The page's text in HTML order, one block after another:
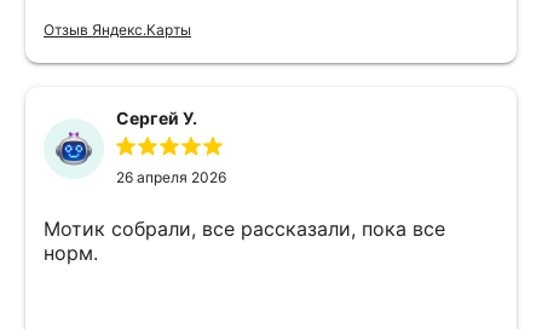
Отзыв Яндекс.Карты
Сергей У.
26 апреля 2026
Мотик собрали, все рассказали, пока все
норм.